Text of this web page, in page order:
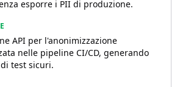
esporre i PII di produzione.
API per l'anonimizzazione
nelle pipeline CI/CD, generando
test sicuri.